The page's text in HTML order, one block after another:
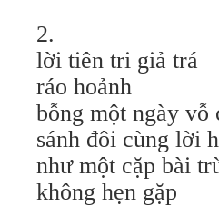
2.
lời tiên tri giả trá
ráo hoảnh
bỗng một ngày vỗ
sánh đôi cùng lời
như một cặp bài
không hẹn gặp